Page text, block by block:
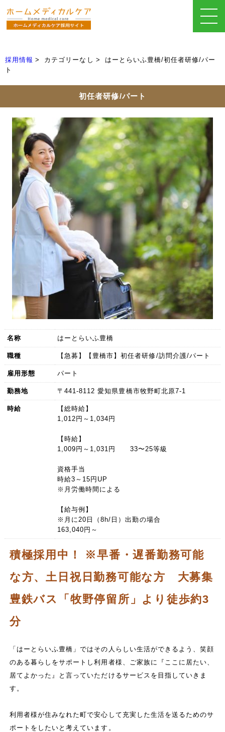
採用情報 カテゴリーなし
はーとらいふ豊橋/初任者研修/パー
ト
初任者研修/パート
名称 はーとらいふ豊橋
職種 【急募】【豊橋市】初任者研修/訪問介護/パート
雇用形態 パート
勤務地 〒441-8112 愛知県豊橋市牧野町北原7-1
時給
【総時給】
1,012円～1,034円
【時給】
1,009円～1,031円 33〜25等級
資格手当
時給3～15円UP
※月労働時間による
【給与例】
※月に20日（8h/日）出勤の場合
163,040円～
積極採用中！ ※早番・遅番勤務可能
な方、土日祝日勤務可能な方 大募集
豊鉄バス「牧野停留所」より徒歩約3
分
「はーとらいふ豊橋」ではその人らしい生活ができるよう、笑顔
のある暮らしをサポートし利用者様、ご家族に『ここに居たい、
居てよかった』と言っていただけるサービスを目指していきま
す。
利用者様が住みなれた町で安心して充実した生活を送るためのサ
ポートをしたいと考えています。